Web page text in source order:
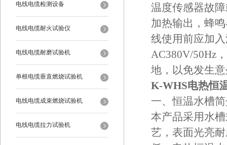
电线电缆检测设备
电线电缆耐火试验仪
电线电缆耐磨试验机
单根电缆垂直燃烧试验机
电线电缆成束燃烧试验机
电线电缆拉力试验机
温度传感器故
加热输出，蜂
线使用前应加
AC380V/50Hz
地，以免发生
K-WHS电热恒
一、恒温水槽
本产品采用水
艺，表面光亮